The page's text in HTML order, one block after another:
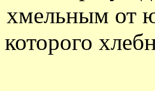
от
которого